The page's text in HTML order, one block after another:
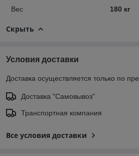
Вес 180 кг
Скрыть
Условия доставки
Доставка осуществляется только по
Доставка "Самовывоз"
Транспортная компания
Все условия доставки